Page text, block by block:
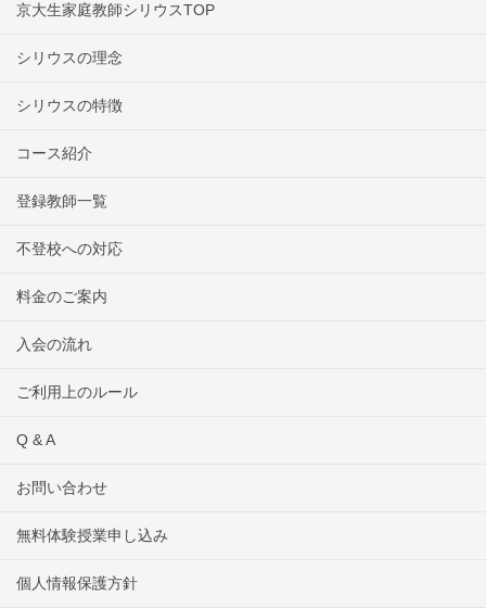
京大生家庭教師シリウスTOP
シリウスの理念
シリウスの特徴
コース紹介
登録教師一覧
不登校への対応
料金のご案内
入会の流れ
ご利用上のルール
Q & A
お問い合わせ
無料体験授業申し込み
個人情報保護方針